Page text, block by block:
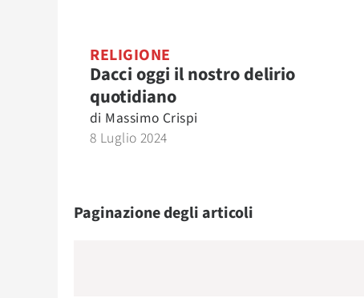
RELIGIONE
Dacci oggi il nostro delirio
quotidiano
di Massimo Crispi
8 Luglio 2024
Paginazione degli articoli